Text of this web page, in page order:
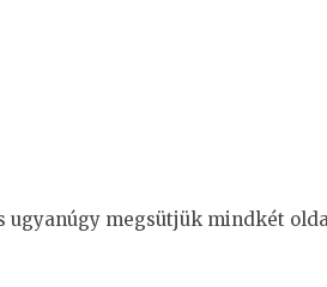
megsütjük mindkét